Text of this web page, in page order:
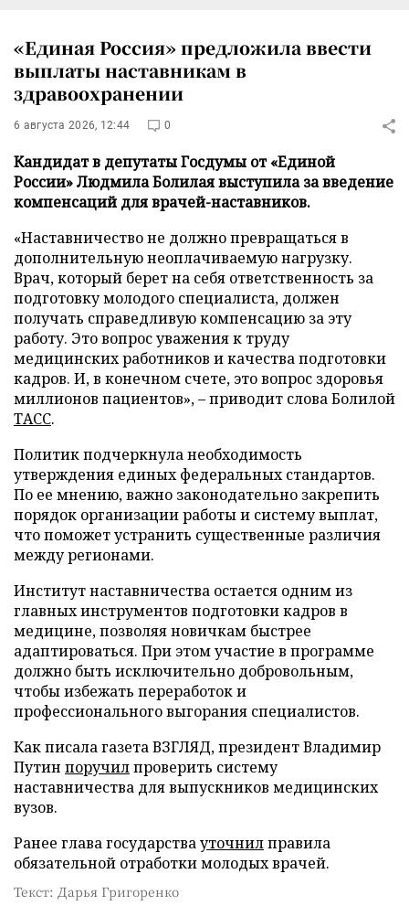
«Единая Россия» предложила ввести
выплаты наставникам в
здравоохранении
6 августа 2026, 12:44 0
Кандидат в депутаты Госдумы от «Единой
России» Людмила Болилая выступила за введение
компенсаций для врачей-наставников.
«Наставничество не должно превращаться в
дополнительную неоплачиваемую нагрузку.
Врач, который берет на себя ответственность за
подготовку молодого специалиста, должен
получать справедливую компенсацию за эту
работу. Это вопрос уважения к труду
медицинских работников и качества подготовки
кадров. И, в конечном счете, это вопрос здоровья
миллионов пациентов», – приводит слова Болилой
ТАСС.
Политик подчеркнула необходимость
утверждения единых федеральных стандартов.
По ее мнению, важно законодательно закрепить
порядок организации работы и систему выплат,
что поможет устранить существенные различия
между регионами.
Институт наставничества остается одним из
главных инструментов подготовки кадров в
медицине, позволяя новичкам быстрее
адаптироваться. При этом участие в программе
должно быть исключительно добровольным,
чтобы избежать переработок и
профессионального выгорания специалистов.
Как писала газета ВЗГЛЯД, президент Владимир
Путин поручилпроверить систему
наставничества для выпускников медицинских
вузов.
Ранее глава государствауточнилправила
обязательной отработки молодых врачей.
Текст: Дарья Григоренко